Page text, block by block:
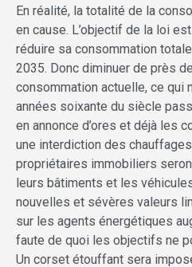
En réalité, la totalité de la
en cause. L’objectif de la loi
réduire sa consommation totale
2035. Donc diminuer de près
consommation actuelle, ce qui
années soixante du siècle
en annonce d’ores et déjà les
une interdiction des chauffages
propriétaires immobiliers
leurs bâtiments et les
nouvelles et sévères valeurs
sur les agents énergétiques
faute de quoi les objectifs ne
Un corset étouffant sera